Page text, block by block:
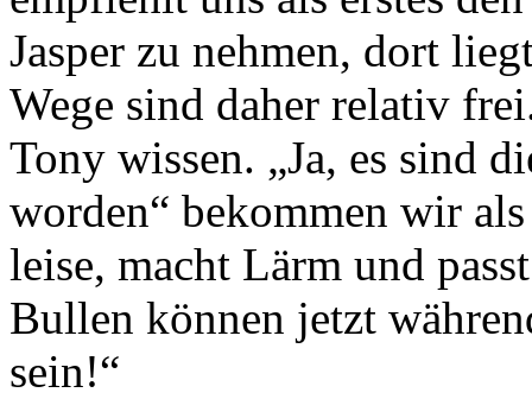
Jasper zu nehmen, dort
Wege sind daher relativ
Tony wissen. „Ja, es sind
worden“ bekommen wir
leise, macht Lärm und
Bullen können jetzt
sein!“